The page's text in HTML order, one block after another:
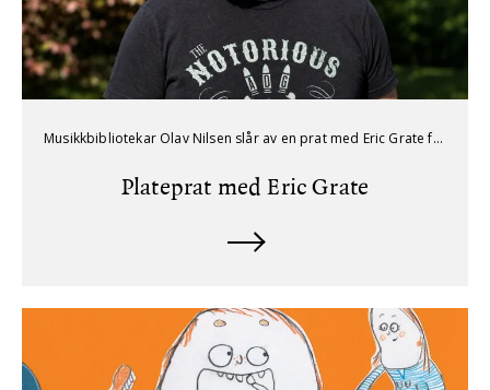
Musikkbibliotekar Olav Nilsen slår av en prat med Eric Grate forfatteren av boken om The Notorious Adams Boys.
Plateprat med Eric Grate